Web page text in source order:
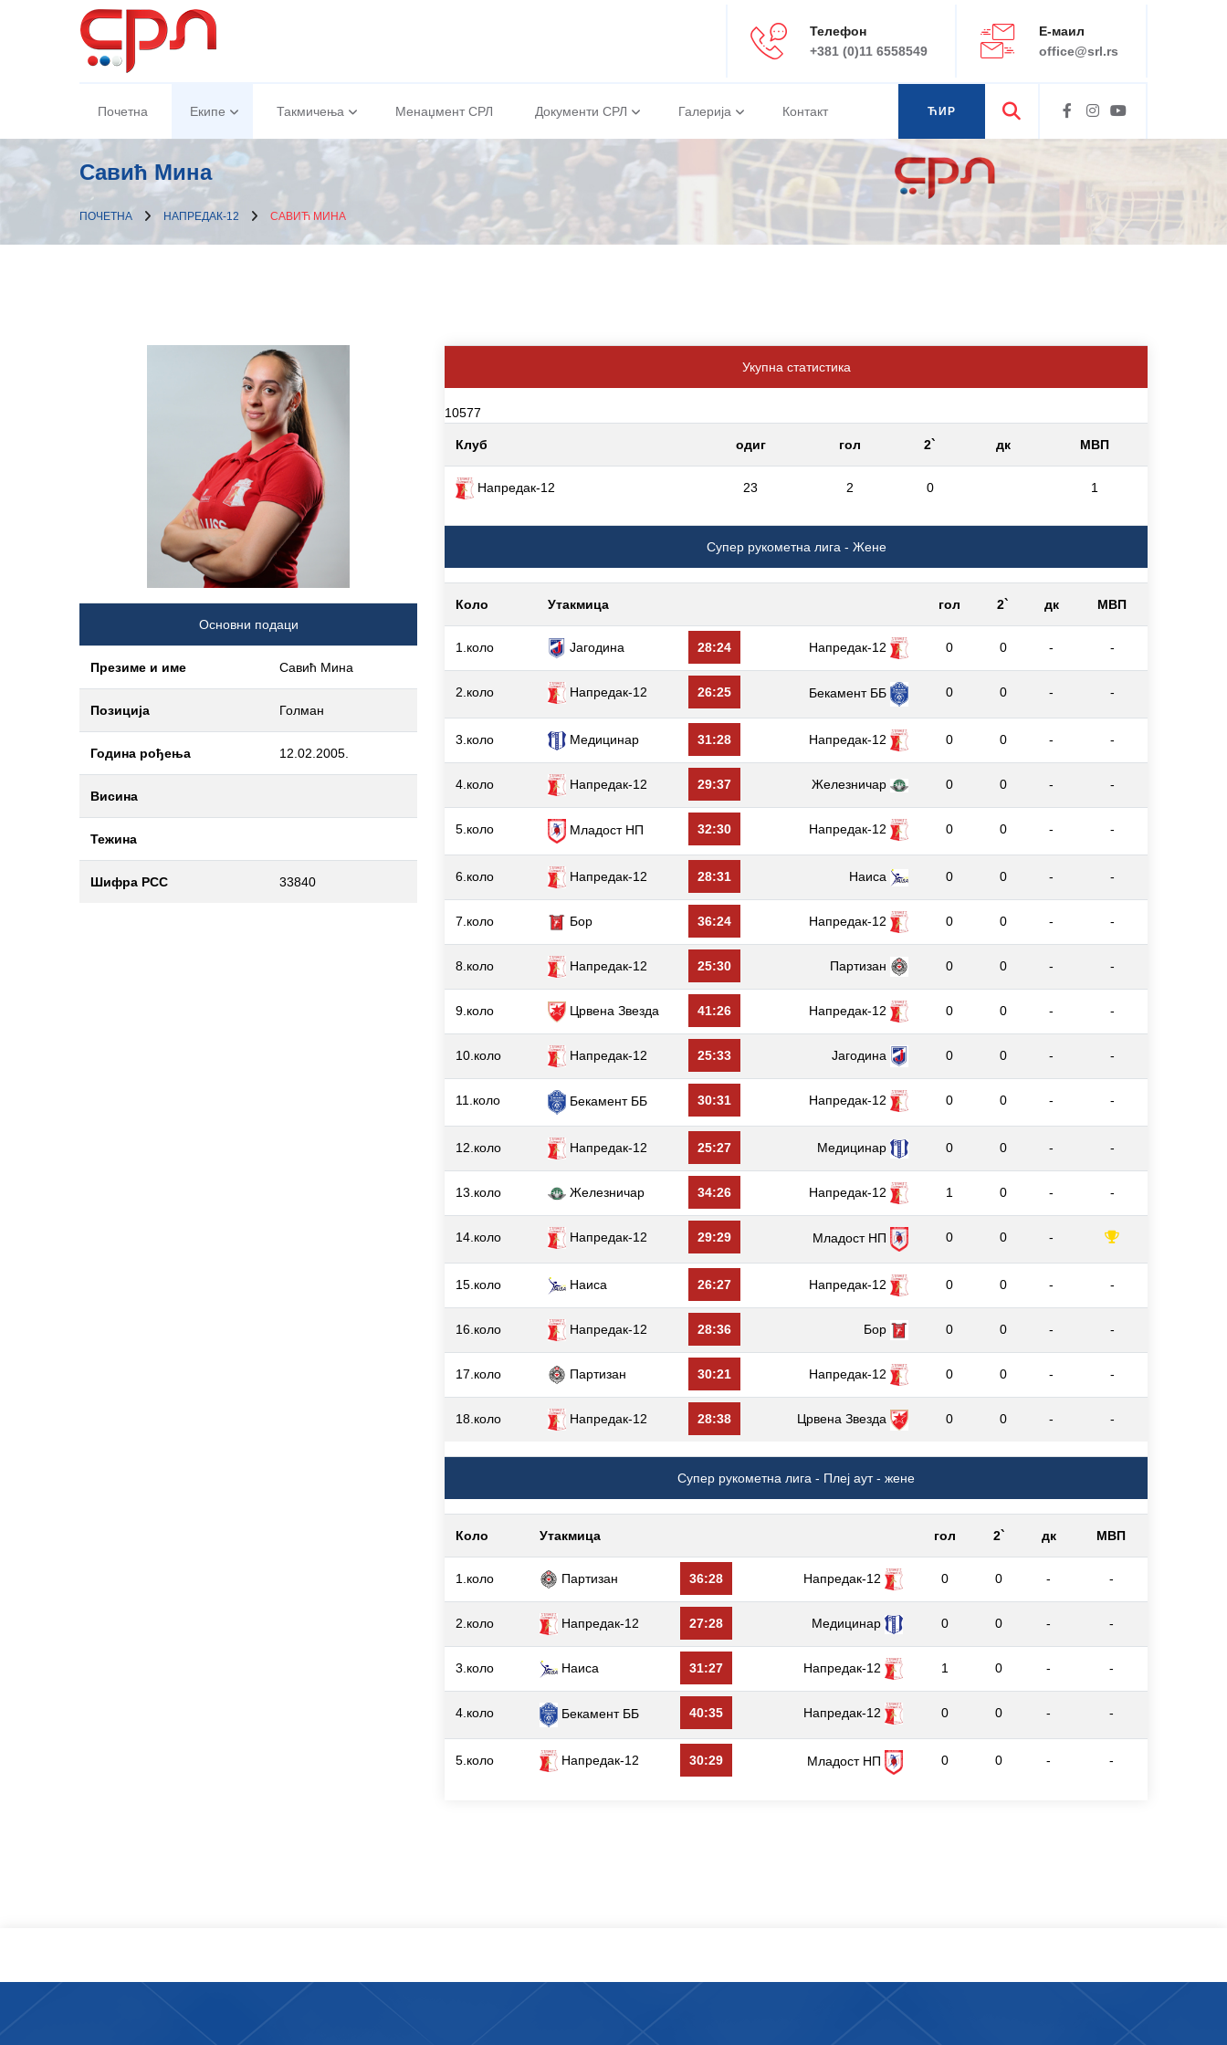
Телефон
+381 (0)11 6558549
Е-маил
office@srl.rs
Почетна Екипе Такмичења Менаџмент СРЛ Документи СРЛ Галерија Контакт
ЋИР
Савић Мина
ПОЧЕТНА НАПРЕДАК-12 САВИЋ МИНА
Основни подаци
Презиме и име Савић Мина
Позиција Голман
Година рођења 12.02.2005.
Висина
Тежина
Шифра РСС 33840
Укупна статистика
10577
Клуб одиг гол 2` дк МВП
Напредак-12 23 2 0 1
Супер рукометна лига - Жене
Коло Утакмица гол 2` дк МВП
1.коло Јагодина 28:24 Напредак-12 0 0 - -
2.коло Напредак-12 26:25 Бекамент ББ 0 0 - -
3.коло Медицинар 31:28 Напредак-12 0 0 - -
4.коло Напредак-12 29:37 Железничар 0 0 - -
5.коло Младост НП 32:30 Напредак-12 0 0 - -
6.коло Напредак-12 28:31 Наиса 0 0 - -
7.коло Бор 36:24 Напредак-12 0 0 - -
8.коло Напредак-12 25:30 Партизан 0 0 - -
9.коло Црвена Звезда 41:26 Напредак-12 0 0 - -
10.коло Напредак-12 25:33 Јагодина 0 0 - -
11.коло Бекамент ББ 30:31 Напредак-12 0 0 - -
12.коло Напредак-12 25:27 Медицинар 0 0 - -
13.коло Железничар 34:26 Напредак-12 1 0 - -
14.коло Напредак-12 29:29 Младост НП 0 0 -
15.коло Наиса 26:27 Напредак-12 0 0 - -
16.коло Напредак-12 28:36 Бор 0 0 - -
17.коло Партизан 30:21 Напредак-12 0 0 - -
18.коло Напредак-12 28:38 Црвена Звезда 0 0 - -
Супер рукометна лига - Плеј аут - жене
Коло Утакмица гол 2` дк МВП
1.коло Партизан 36:28 Напредак-12 0 0 - -
2.коло Напредак-12 27:28 Медицинар 0 0 - -
3.коло Наиса 31:27 Напредак-12 1 0 - -
4.коло Бекамент ББ 40:35 Напредак-12 0 0 - -
5.коло Напредак-12 30:29 Младост НП 0 0 - -